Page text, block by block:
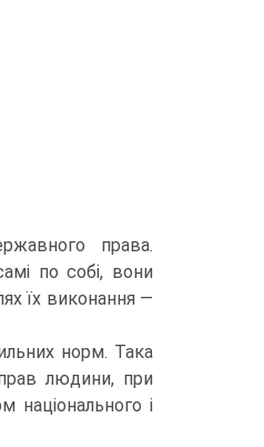
права.
по собі, вони
їх виконання —
норм. Така
людини, при
національного і